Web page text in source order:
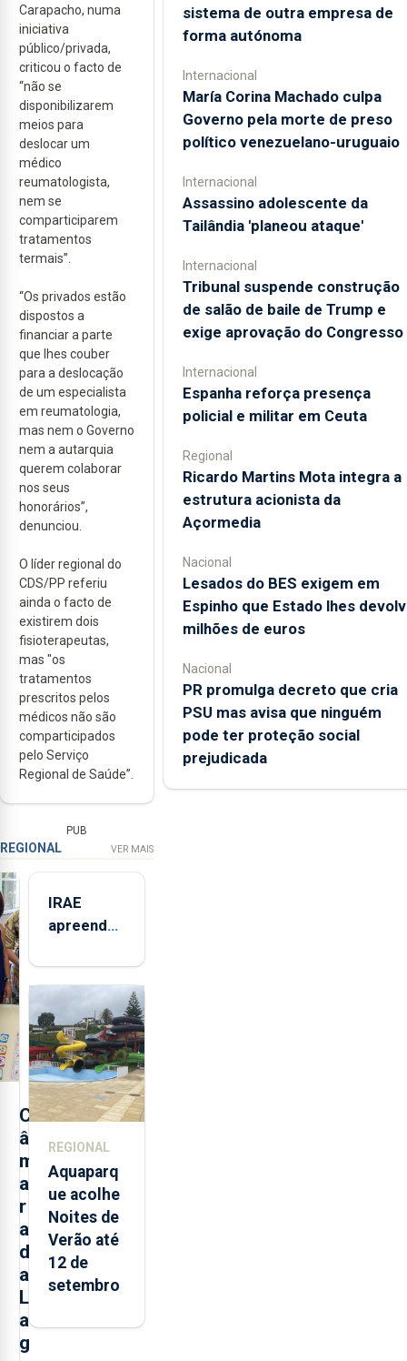
Carapacho, numa
iniciativa
público/privada,
criticou o facto de
“não se
disponibilizarem
meios para
deslocar um
médico
reumatologista,
nem se
comparticiparem
tratamentos
termais”.
“Os privados estão
dispostos a
financiar a parte
que lhes couber
para a deslocação
de um especialista
em reumatologia,
mas nem o Governo
nem a autarquia
querem colaborar
nos seus
honorários”,
denunciou.
O líder regional do
CDS/PP referiu
ainda o facto de
existirem dois
fisioterapeutas,
mas "os
tratamentos
prescritos pelos
médicos não são
comparticipados
pelo Serviço
Regional de Saúde”.
PUB
REGIONAL VER MAIS
C
â
m
a
r
a
d
a
L
a
g
IRAE
apreendeu
toneladas
de
alimentos
entre
2021 e
2025 nos
Açores
REGIONAL
Aquaparq
ue acolhe
Noites de
Verão até
12 de
setembro
sistema de outra empresa de
forma autónoma
Internacional
María Corina Machado culpa
Governo pela morte de preso
político venezuelano-uruguaio
Internacional
Assassino adolescente da
Tailândia 'planeou ataque'
Internacional
Tribunal suspende construção
de salão de baile de Trump e
exige aprovação do Congresso
Internacional
Espanha reforça presença
policial e militar em Ceuta
Regional
Ricardo Martins Mota integra a
estrutura acionista da
Açormedia
Nacional
Lesados do BES exigem em
Espinho que Estado lhes
milhões de euros
Nacional
PR promulga decreto que cria
PSU mas avisa que ninguém
pode ter proteção social
prejudicada